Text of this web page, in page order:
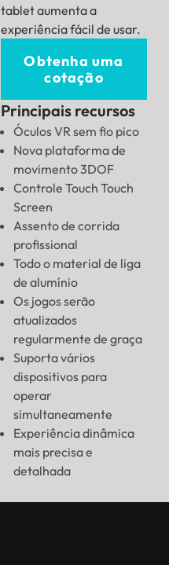
tablet aumenta a
experiência fácil de usar.
Obtenha uma
cotação
Principais recursos
Óculos VR sem fio pico
Nova plataforma de
movimento 3DOF
Controle Touch Touch
Screen
Assento de corrida
profissional
Todo o material de liga
de alumínio
Os jogos serão
atualizados
regularmente de graça
Suporta vários
dispositivos para
operar
simultaneamente
Experiência dinâmica
mais precisa e
detalhada